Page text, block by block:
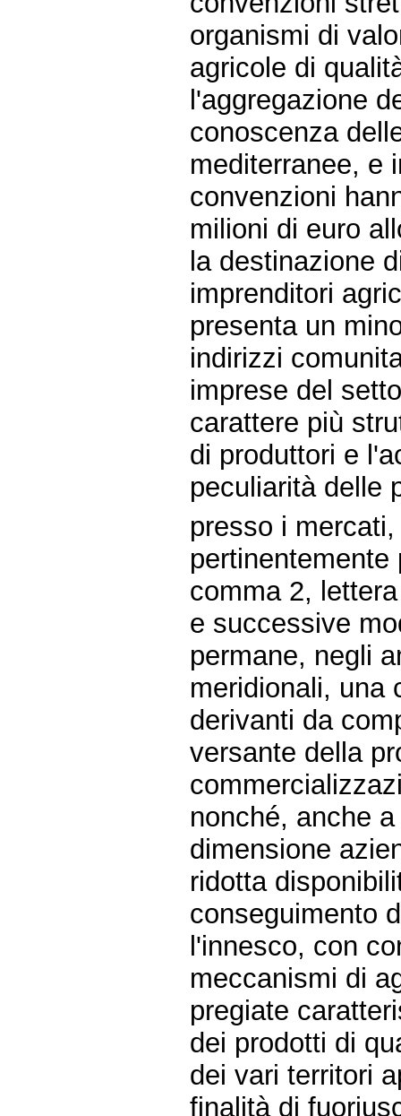
organismi di
agricole di
l'aggregazione
conoscenza
mediterranee, e
convenzioni
milioni di euro
la destinazione
imprenditori
presenta un
indirizzi
imprese del
carattere più
di produttori e
peculiarità delle
presso i
comma 2,
e successive
permane, negli
meridionali, una
derivanti da
versante della
nonché, anche
dimensione
ridotta
conseguimento
l'innesco, con
meccanismi di
pregiate
dei prodotti di
dei vari territori
finalità di